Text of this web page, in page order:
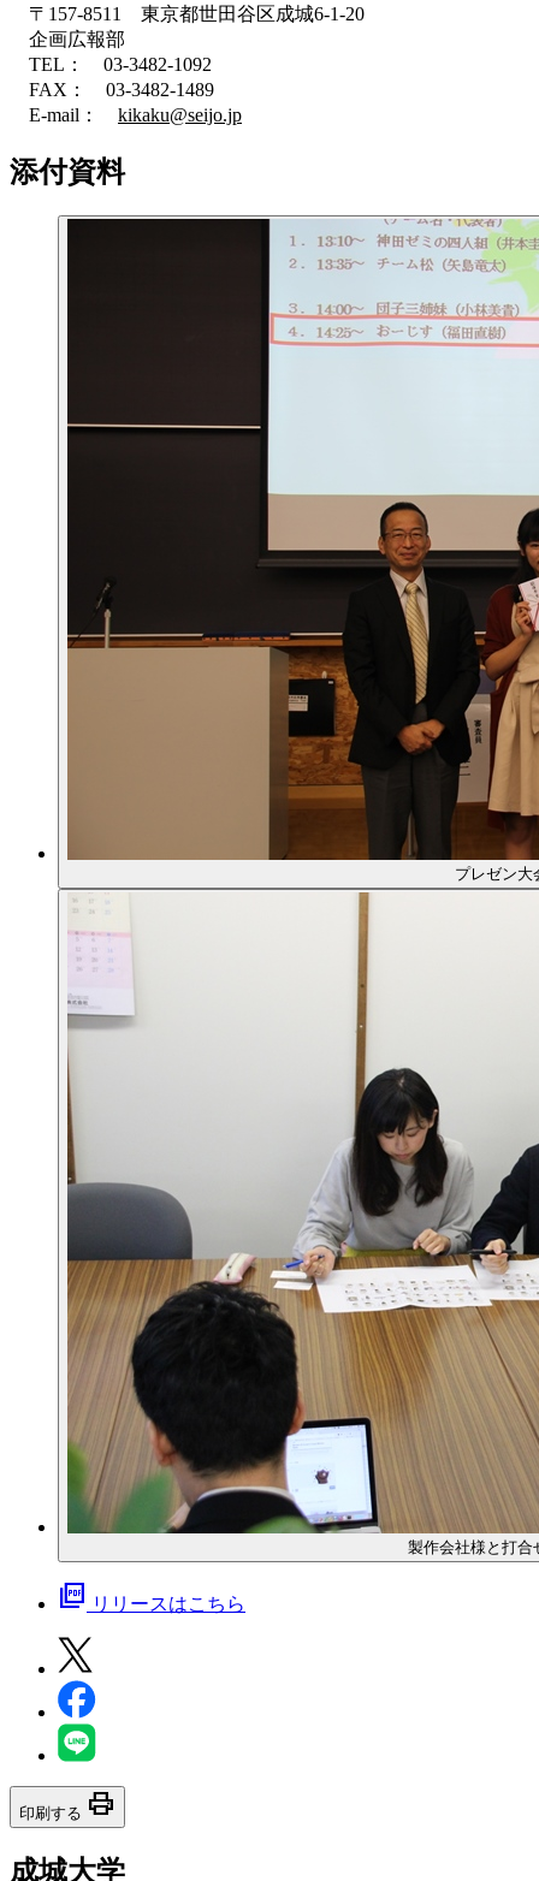
〒157-8511 東京都世田谷区成城6-1-20
企画広報部
TEL： 03-3482-1092
FAX： 03-3482-1489
E-mail： kikaku@seijo.jp
添付資料
プレゼン大
製作会社様と打合
picture_as_pdf リリースはこちら
印刷する print
成城大学